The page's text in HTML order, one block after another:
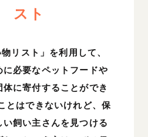
スト
リスト」を利用して、
必要なペットフードや
に寄付することができ
とはできないけれど、保
飼い主さんを見つける